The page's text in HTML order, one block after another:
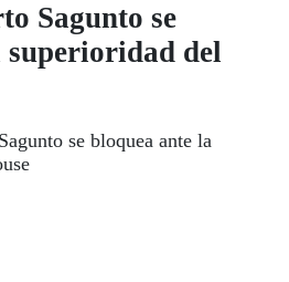
Sagunto se
superioridad del
se bloquea ante la